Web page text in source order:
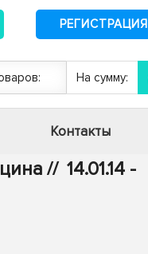
РЕГИСТРАЦИЯ
На сумму:
Контакты
// 14.01.14 -